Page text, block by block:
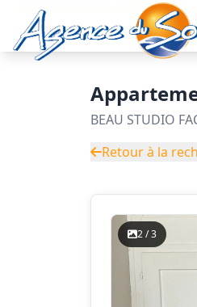
Aller au contenu principal
Accueil Annonces immobilières
BEAU STUDIO
Retour à la
2 / 3